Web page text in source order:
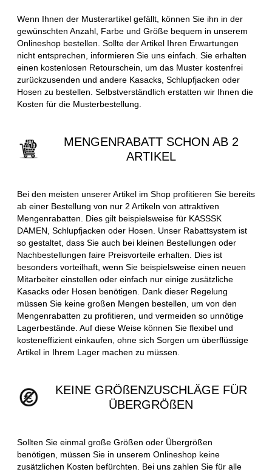
Wenn Ihnen der Musterartikel gefällt, können Sie ihn in der
gewünschten Anzahl, Farbe und Größe bequem in unserem
Onlineshop bestellen. Sollte der Artikel Ihren Erwartungen
nicht entsprechen, informieren Sie uns einfach. Sie erhalten
einen kostenlosen Retourschein, um das Muster kostenfrei
zurückzusenden und andere Kasacks, Schlupfjacken oder
Hosen zu bestellen. Selbstverständlich erstatten wir Ihnen die
Kosten für die Musterbestellung.
MENGENRABATT SCHON AB 2
ARTIKEL
Bei den meisten unserer Artikel im Shop profitieren Sie bereits
ab einer Bestellung von nur 2 Artikeln von attraktiven
Mengenrabatten. Dies gilt beispielsweise für KASSSK
DAMEN, Schlupfjacken oder Hosen. Unser Rabattsystem ist
so gestaltet, dass Sie auch bei kleinen Bestellungen oder
Nachbestellungen faire Preisvorteile erhalten. Dies ist
besonders vorteilhaft, wenn Sie beispielsweise einen neuen
Mitarbeiter einstellen oder einfach nur einige zusätzliche
Kasacks oder Hosen benötigen. Dank dieser Regelung
müssen Sie keine großen Mengen bestellen, um von den
Mengenrabatten zu profitieren, und vermeiden so unnötige
Lagerbestände. Auf diese Weise können Sie flexibel und
kosteneffizient einkaufen, ohne sich Sorgen um überflüssige
Artikel in Ihrem Lager machen zu müssen.
KEINE GRÖßENZUSCHLÄGE FÜR
ÜBERGRÖßEN
Sollten Sie einmal große Größen oder Übergrößen
benötigen, müssen Sie in unserem Onlineshop keine
zusätzlichen Kosten befürchten. Bei uns zahlen Sie für alle